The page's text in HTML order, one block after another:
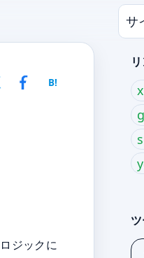
ツ
B!
ジックに